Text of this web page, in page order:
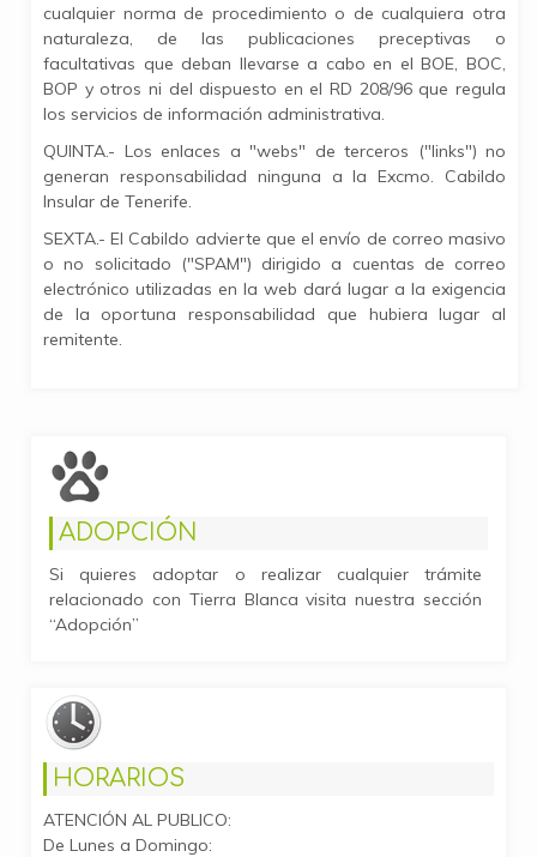
cualquier norma de procedimiento o de cualquiera otra
naturaleza, de las publicaciones preceptivas o
facultativas que deban llevarse a cabo en el BOE, BOC,
BOP y otros ni del dispuesto en el RD 208/96 que regula
los servicios de información administrativa.
QUINTA.- Los enlaces a "webs" de terceros ("links") no
generan responsabilidad ninguna a la Excmo. Cabildo
Insular de Tenerife.
SEXTA.- El Cabildo advierte que el envío de correo masivo
o no solicitado ("SPAM") dirigido a cuentas de correo
electrónico utilizadas en la web dará lugar a la exigencia
de la oportuna responsabilidad que hubiera lugar al
remitente.
ADOPCIÓN
Si quieres adoptar o realizar cualquier trámite
relacionado con Tierra Blanca visita nuestra sección
“Adopción”
HORARIOS
ATENCIÓN AL PUBLICO:
De Lunes a Domingo: